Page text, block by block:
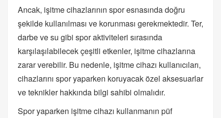
Ancak, işitme cihazlarının spor esnasında doğru
şekilde kullanılması ve korunması gerekmektedir. Ter,
darbe ve su gibi spor aktiviteleri sırasında
karşılaşılabilecek çeşitli etkenler, işitme cihazlarına
zarar verebilir. Bu nedenle, işitme cihazı kullanıcıları,
cihazlarını spor yaparken koruyacak özel aksesuarlar
ve teknikler hakkında bilgi sahibi olmalıdır.
Spor yaparken işitme cihazı kullanmanın püf